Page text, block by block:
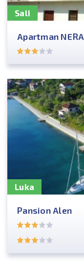
Sali
Apartman NERA
Luka
Pansion Alen